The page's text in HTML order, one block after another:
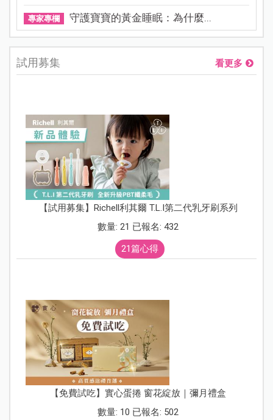
專家專欄 守護寶寶的黃金睡眠：為什麼...
試用募集 看更多
【試用募集】Richell利其爾 T.L.I第二代乳牙刷系列
數量: 21 已報名: 432
21篇心得
【免費試吃】實心蛋捲 窗花綻放｜彌月禮盒
數量: 10 已報名: 502